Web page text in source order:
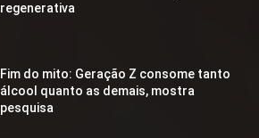
regenerativa
Fim do mito: Geração Z consome tanto
álcool quanto as demais, mostra
pesquisa